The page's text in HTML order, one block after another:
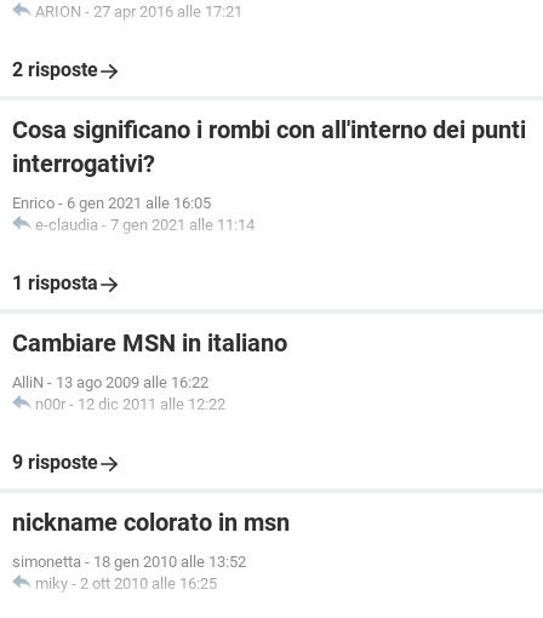
ARION - 27 apr 2016 alle 17:21
2 risposte
Cosa significano i rombi con all'interno dei punti
interrogativi?
Enrico - 6 gen 2021 alle 16:05
e-claudia - 7 gen 2021 alle 11:14
1 risposta
Cambiare MSN in italiano
AlliN - 13 ago 2009 alle 16:22
n00r - 12 dic 2011 alle 12:22
9 risposte
nickname colorato in msn
simonetta - 18 gen 2010 alle 13:52
miky - 2 ott 2010 alle 16:25